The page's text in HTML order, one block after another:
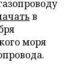
в
моря